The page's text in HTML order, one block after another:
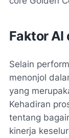
Faktor AI
Selain
menonjol
yang
Kehadiran
tentang
kinerja